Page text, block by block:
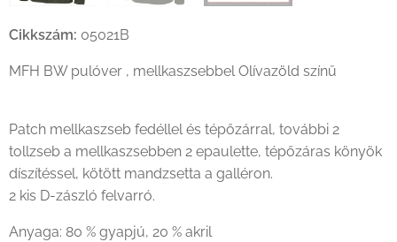
Cikkszám: 05021B
MFH BW pulóver , mellkaszsebbel Olívazöld színű
Patch mellkaszseb fedéllel és tépőzárral, további 2
tollzseb a mellkaszsebben 2 epaulette, tépőzáras könyök
díszítéssel, kötött mandzsetta a galléron.
2 kis D-zászló felvarró.
Anyaga: 80 % gyapjú, 20 % akril